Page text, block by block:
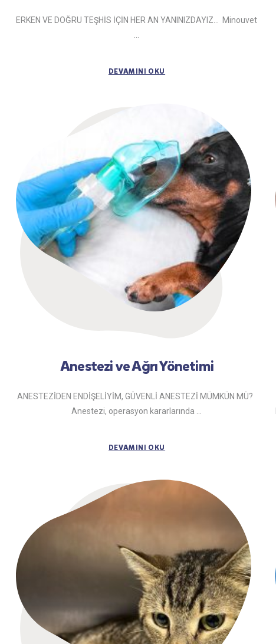
ERKEN VE DOĞRU TEŞHİS İÇİN HER AN YANINIZDAYIZ… Minouvet
DEVAMINI OKU
Anestezi ve Ağrı Yönetimi
ANESTEZİDEN ENDİŞELİYİM, GÜVENLİ ANESTEZİ MÜMKÜN MÜ?
Anestezi, operasyon kararlarında ...
DEVAMINI OKU